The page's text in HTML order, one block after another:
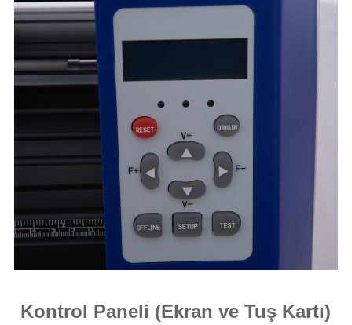
Kontrol Paneli (Ekran ve Tuş Kartı)